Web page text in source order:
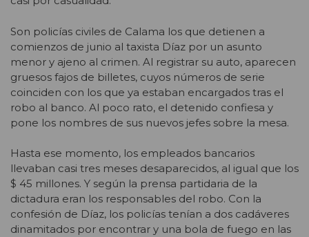
Son policías civiles de Calama los que detienen a
comienzos de junio al taxista Díaz por un asunto
menor y ajeno al crimen. Al registrar su auto, aparecen
gruesos fajos de billetes, cuyos números de serie
coinciden con los que ya estaban encargados tras el
robo al banco. Al poco rato, el detenido confiesa y
pone los nombres de sus nuevos jefes sobre la mesa.
Hasta ese momento, los empleados bancarios
llevaban casi tres meses desaparecidos, al igual que los
$ 45 millones. Y según la prensa partidaria de la
dictadura eran los responsables del robo. Con la
confesión de Díaz, los policías tenían a dos cadáveres
dinamitados por encontrar y una bola de fuego en las